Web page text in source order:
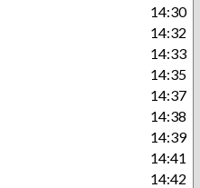
14:30
14:32
14:33
14:35
14:37
14:38
14:39
14:41
14:42